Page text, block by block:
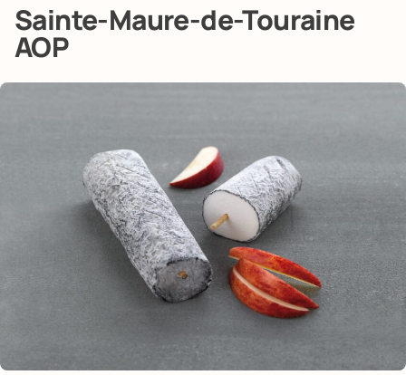
Sainte-Maure-de-Touraine
AOP